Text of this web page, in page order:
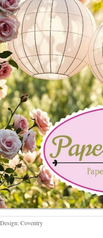
Design: Coventry